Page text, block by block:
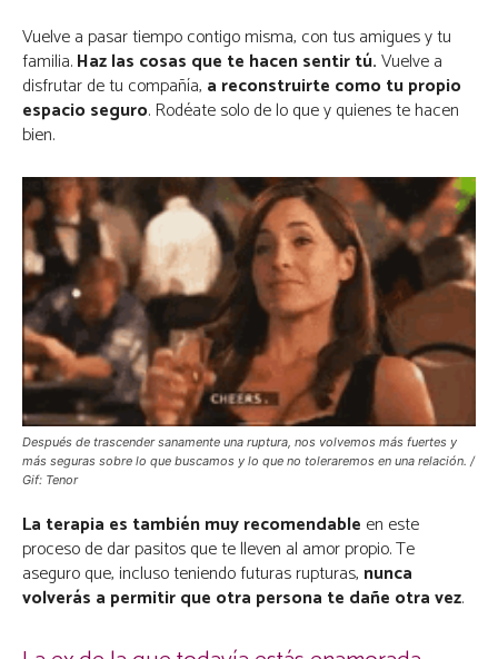
Vuelve a pasar tiempo contigo misma, con tus amigues y tu
familia.Haz las cosas que te hacen sentir tú.Vuelve a
disfrutar de tu compañía, a reconstruirte como tu propio
espacio seguro. Rodéate solo de lo que y quienes te hacen
bien.
Después de trascender sanamente una ruptura, nos volvemos más fuertes y
más seguras sobre lo que buscamos y lo que no toleraremos en una relación. /
Gif: Tenor
La terapia es también muy recomendable en este
proceso de dar pasitos que te lleven al amor propio. Te
aseguro que, incluso teniendo futuras rupturas, nunca
volverás a permitir que otra persona te dañe otra vez.